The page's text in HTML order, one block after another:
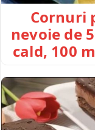
Cornuri
nevoie de
cald, 100